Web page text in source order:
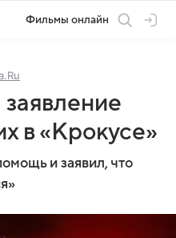
Фильмы онлайн
в «Крокусе»
и заявил, что